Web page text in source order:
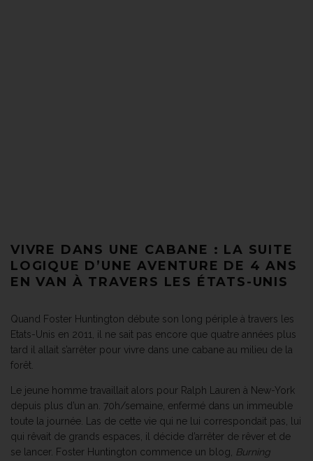
VIVRE DANS UNE CABANE : LA SUITE
LOGIQUE D’UNE AVENTURE DE 4 ANS
EN VAN À TRAVERS LES ÉTATS-UNIS
Quand Foster Huntington débute son long périple à travers les
Etats-Unis en 2011, il ne sait pas encore que quatre années plus
tard il allait s’arrêter pour vivre dans une cabane au milieu de la
forêt.
Le jeune homme travaillait alors pour Ralph Lauren à New-York
depuis plus d’un an. 70h/semaine, enfermé dans un immeuble
toute la journée. Las de cette vie qui ne lui correspondait pas, lui
qui rêvait de grands espaces, il décide d’arrêter de rêver et de
se lancer. Foster Huntington commence un blog, Burning